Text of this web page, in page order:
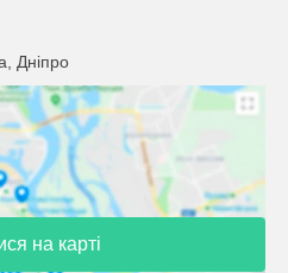
Дніпро
на карті